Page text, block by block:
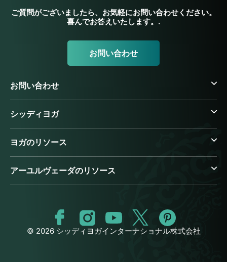
ご質問がございましたら、お気軽にお問い合わせください。
喜んでお答えいたします。.
お問い合わせ
お問い合わせ
シッディヨガ
ヨガのリソース
アーユルヴェーダのリソース
© 2026 シッディヨガインターナショナル株式会社